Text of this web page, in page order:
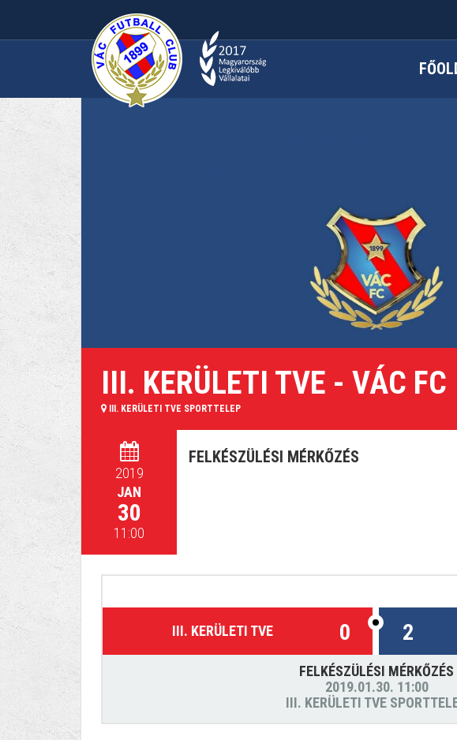
III. KERÜLETI TVE - VÁC FC
III. KERÜLETI TVE SPORTTELEP
2019
JAN
30
11:00
FELKÉSZÜLÉSI MÉRKŐZÉS
0
III. KERÜLETI TVE 2
FELKÉSZÜLÉSI MÉRKŐZÉS
2019.01.30. 11:00
III. KERÜLETI TVE